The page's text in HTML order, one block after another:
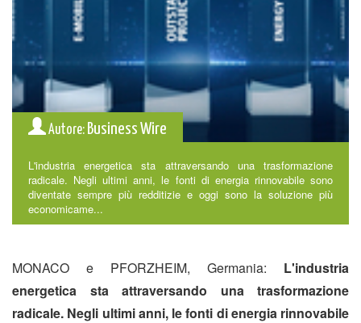
Autore: Business Wire
L'industria energetica sta attraversando una trasformazione
radicale. Negli ultimi anni, le fonti di energia rinnovabile sono
diventate sempre più redditizie e oggi sono la soluzione più
economicame...
MONACO e PFORZHEIM, Germania: L'industria
energetica sta attraversando una trasformazione
radicale. Negli ultimi anni, le fonti di energia rinnovabile